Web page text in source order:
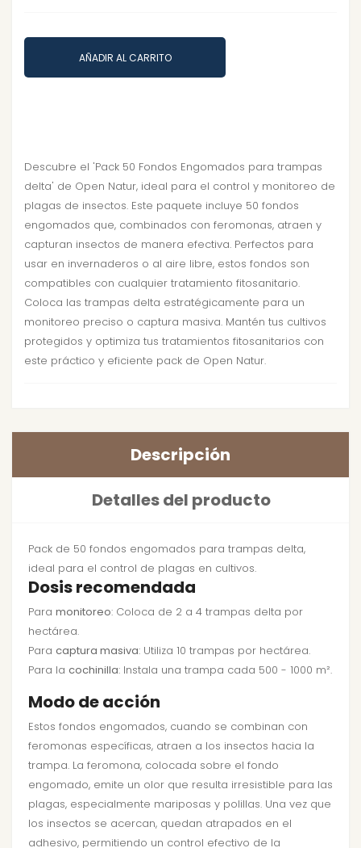
AÑADIR AL CARRITO
Descubre el 'Pack 50 Fondos Engomados para trampas
delta' de Open Natur, ideal para el control y monitoreo de
plagas de insectos. Este paquete incluye 50 fondos
engomados que, combinados con feromonas, atraen y
capturan insectos de manera efectiva. Perfectos para
usar en invernaderos o al aire libre, estos fondos son
compatibles con cualquier tratamiento fitosanitario.
Coloca las trampas delta estratégicamente para un
monitoreo preciso o captura masiva. Mantén tus cultivos
protegidos y optimiza tus tratamientos fitosanitarios con
este práctico y eficiente pack de Open Natur.
Descripción
Detalles del producto
Pack de 50 fondos engomados para trampas delta,
ideal para el control de plagas en cultivos.
Dosis recomendada
Para monitoreo: Coloca de 2 a 4 trampas delta por
hectárea.
Para captura masiva: Utiliza 10 trampas por hectárea.
Para la cochinilla: Instala una trampa cada 500 - 1000 m².
Modo de acción
Estos fondos engomados, cuando se combinan con
feromonas específicas, atraen a los insectos hacia la
trampa. La feromona, colocada sobre el fondo
engomado, emite un olor que resulta irresistible para las
plagas, especialmente mariposas y polillas. Una vez que
los insectos se acercan, quedan atrapados en el
adhesivo, permitiendo un control efectivo de la